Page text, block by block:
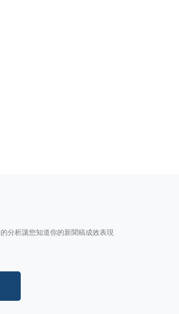
分析讓您知道你的新聞稿成效表現